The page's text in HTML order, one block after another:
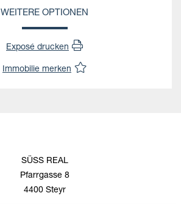
WEITERE OPTIONEN
Exposé drucken
Immobilie merken
SÜSS REAL
Pfarrgasse 8
4400 Steyr